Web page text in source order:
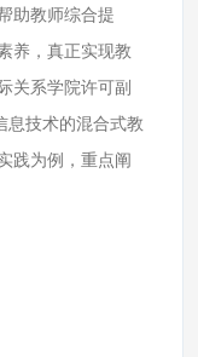
助教师综合提
养，真正实现教
关系学院许可副
息技术的混合式教
践为例，重点阐